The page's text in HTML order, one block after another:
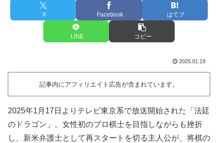
X Facebook はてブ
LINE コピー
2025.01.19
記事内にアフィリエイト広告が含まれています。
2025年1月17日よりテレビ東京系で放送開始された「法廷
のドラゴン」。女性初のプロ棋士を目指しながらも挫折
し、新米弁護士として再スタートを切る主人公が、将棋の